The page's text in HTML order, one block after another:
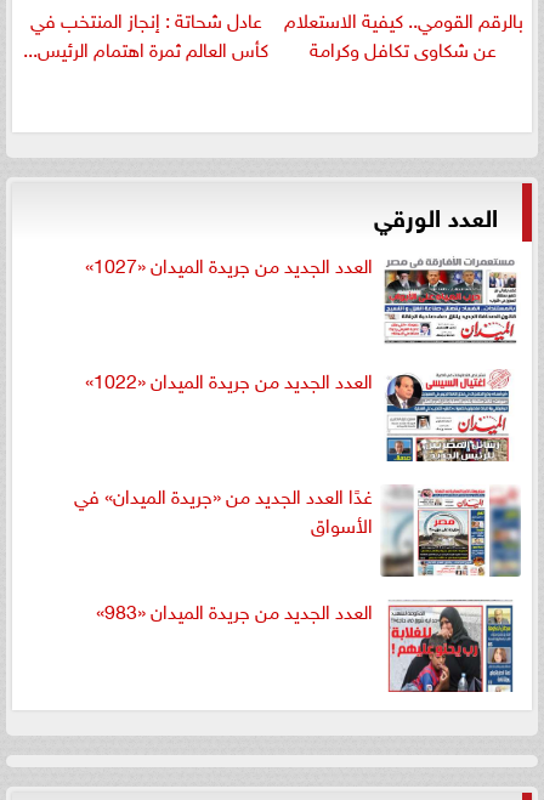
بالرقم القومي.. كيفية الاستعلام
عن شكاوى تكافل وكرامة
عادل شحاتة : إنجاز المنتخب في
كأس العالم ثمرة اهتمام الرئيس...
العدد الورقي
العدد الجديد من جريدة الميدان «1027»
العدد الجديد من جريدة الميدان «1022»
غدًا العدد الجديد من «جريدة الميدان» في
الأسواق
العدد الجديد من جريدة الميدان «983»